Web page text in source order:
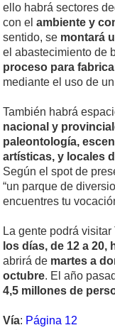
ello habrá sectores
con el ambiente y
sentido, se montará
el abastecimiento de
proceso para
mediante el uso de
También habrá
nacional y
paleontología,
artísticas, y locales
Según el spot de
“un parque de
encuentres tu
La gente podrá
los días, de 12 a 20,
abrirá de martes a
octubre. El año
4,5 millones de
Vía: Página 12